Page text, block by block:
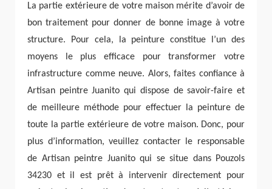
La partie extérieure de votre maison mérite d’avoir de
bon traitement pour donner de bonne image à votre
structure. Pour cela, la peinture constitue l’un des
moyens le plus efficace pour transformer votre
infrastructure comme neuve. Alors, faites confiance à
Artisan peintre Juanito qui dispose de savoir-faire et
de meilleure méthode pour effectuer la peinture de
toute la partie extérieure de votre maison. Donc, pour
plus d’information, veuillez contacter le responsable
de Artisan peintre Juanito qui se situe dans Pouzols
34230 et il est prêt à intervenir directement pour